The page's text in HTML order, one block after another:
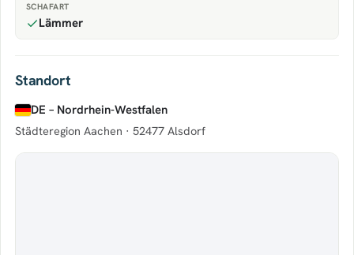
SCHAFART
Lämmer
Standort
DE – Nordrhein-Westfalen
Städteregion Aachen · 52477 Alsdorf